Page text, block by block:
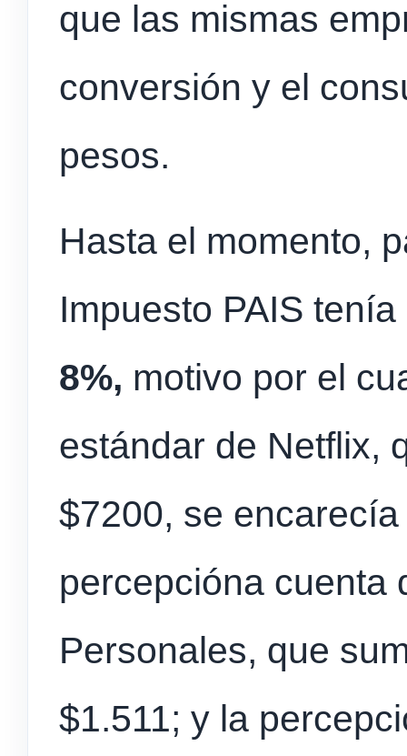
que las mismas
conversión y el
pesos.
Hasta el momento,
Impuesto PAIS tenía
8%, motivo por el
estándar de Netflix,
$7200, se
percepcióna cuenta
Personales, que
$1.511; y la